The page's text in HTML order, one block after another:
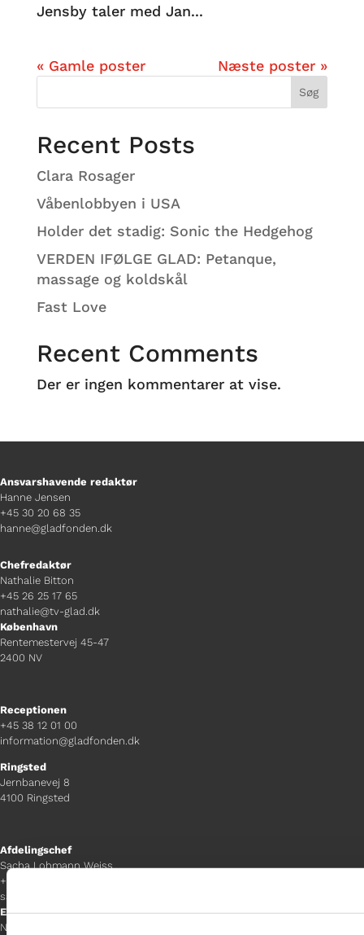
Jensby taler med Jan...
« Gamle poster Næste poster »
Søg
Recent Posts
Clara Rosager
Våbenlobbyen i USA
Holder det stadig: Sonic the Hedgehog
VERDEN IFØLGE GLAD: Petanque,
massage og koldskål
Fast Love
Recent Comments
Der er ingen kommentarer at vise.
Ansvarshavende redaktør
Hanne Jensen
+45 30 20 68 35
hanne@gladfonden.dk
Chefredaktør
Nathalie Bitton
+45 26 25 17 65
nathalie@tv-glad.dk
København
Rentemestervej 45-47
2400 NV
Receptionen
+45 38 12 01 00
information@gladfonden.dk
Ringsted
Jernbanevej 8
4100 Ringsted
Afdelingschef
Sacha Lohmann Weiss
+45 40 27 91 11
sacha.lw@gladfonden.dk
Esbjerg
Norgesgade 1, 2. sal